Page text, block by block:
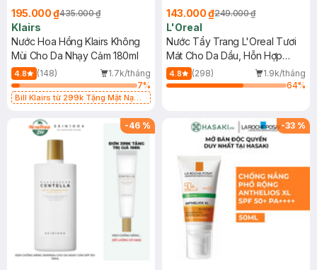
195.000 ₫435.000 ₫
Klairs
Nước Hoa Hồng Klairs Không
Mùi Cho Da Nhạy Cảm 180ml
4.8 (148)
1.7k/tháng
7%
Bill Klairs từ 299k Tặng Mặt Nạ
25ml (SL Có Hạn)
143.000 ₫249.000 ₫
L'Oreal
Nước Tẩy Trang L'Oreal Tươi
Mát Cho Da Dầu, Hỗn Hợp
400ml
4.8 (298)
1.9k/tháng
64%
-46 % -33 %